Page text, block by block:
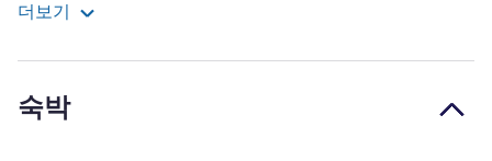
suites, a health club and pool, world-class restaurants and
Toronto experience.
더보기
숙박